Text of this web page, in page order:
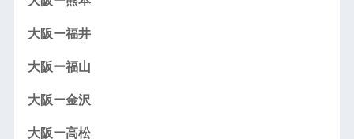
大阪ー福井
大阪ー福山
大阪ー金沢
大阪ー高松